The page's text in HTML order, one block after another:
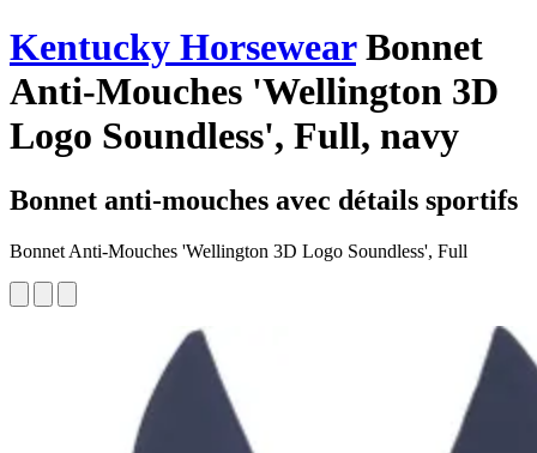
Kentucky HorsewearBonnet
Anti-Mouches 'Wellington 3D
Logo Soundless', Full, navy
Bonnet anti-mouches avec détails sportifs
Bonnet Anti-Mouches 'Wellington 3D Logo Soundless', Full